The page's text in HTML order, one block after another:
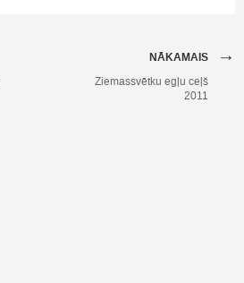
NĀKAMAIS →
Ziemassvētku egļu ceļš
2011